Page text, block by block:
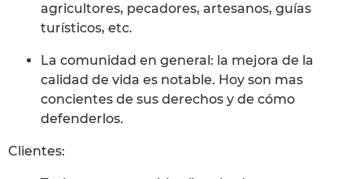
agricultores, pecadores, artesanos, guías
turísticos, etc.
La comunidad en general: la mejora de la
calidad de vida es notable. Hoy son mas
concientes de sus derechos y de cómo
defenderlos.
Clientes: